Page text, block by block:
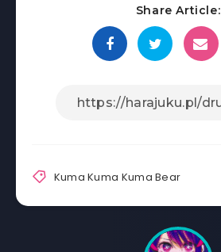
Share Article:
Kuma Kuma Kuma Bear